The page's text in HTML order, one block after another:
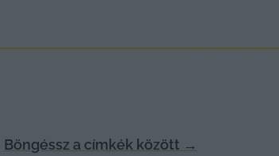
Böngéssz a címkék között →